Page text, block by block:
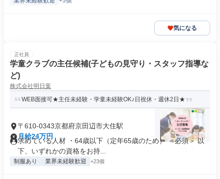
気になる
正社員
学童クラブの主任候補(子どもの見守り・スタッフ指導な
ど)
株式会社明日葉
WEB面接可★主任未経験・学童未経験OK♪日祝休・週休2日★
〒610-0343京都府京田辺市大住駅
月給24万円
求めている人材 ・64歳以下（定年65歳のため） ＜必須＞ 以
下、いずれかの資格をお持...
制服あり 業界未経験歓迎 +23個